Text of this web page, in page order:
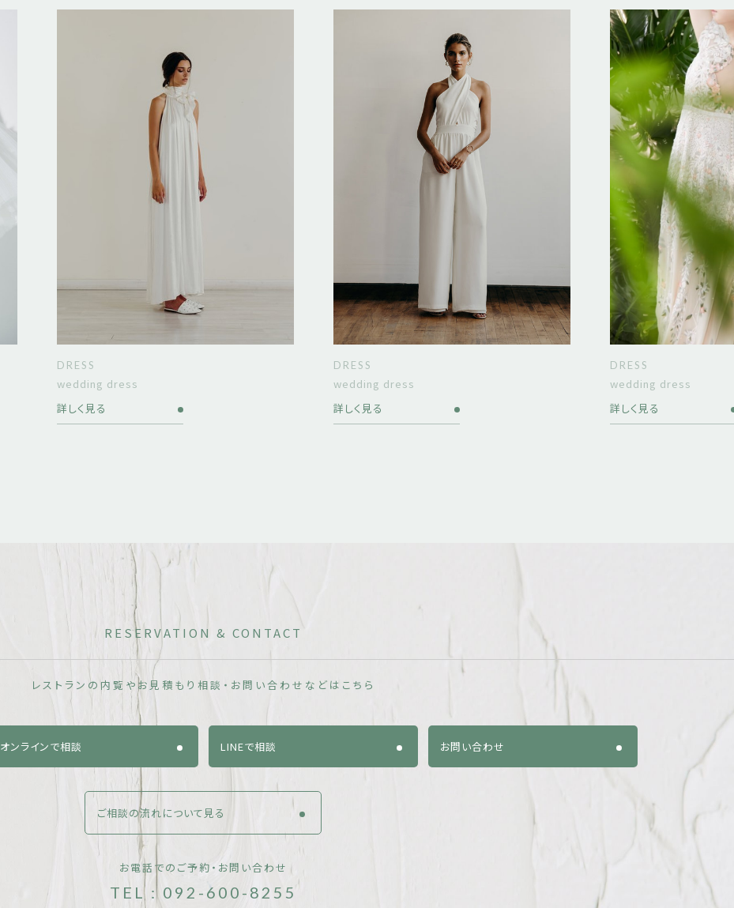
DRESS
wedding dress
詳しく見る
DRESS
wedding dress
詳しく見る
DRESS
wedding dress
詳しく見る
RESERVATION & CONTACT
レストランの内覧やお見積もり相談・ お問い合わせなどはこちら
オンラインで相談 LINEで相談 お問い合わせ
ご相談の流れについて見る
お電話でのご予約・お問い合わせ
TEL : 092-600-8255